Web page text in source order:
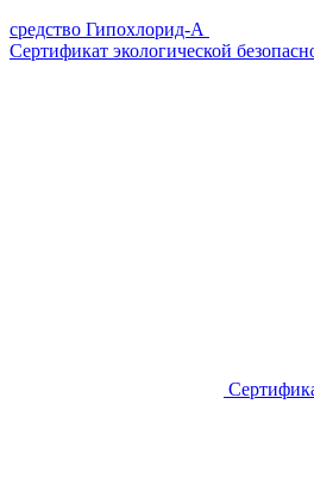
средство Гипохлорид-А
Сертификат экологической